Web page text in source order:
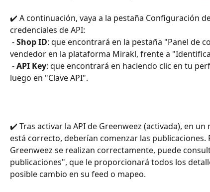
✔️ A continuación, vaya a la pestaña Configuración
credenciales de API:
- Shop ID: que encontrará en la pestaña "Panel de
vendedor en la plataforma Mirakl, frente a
- API Key: que encontrará en haciendo clic en tu
luego en "Clave API".
✔️ Tras activar la API de Greenweez (activada), en
está correcto, deberían comenzar las publicaciones.
Greenweez se realizan correctamente, puede
publicaciones", que le proporcionará todos los
posible cambio en su feed o mapeo.